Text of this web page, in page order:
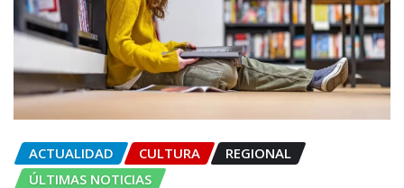
ACTUALIDAD CULTURA
REGIONAL
ÚLTIMAS NOTICIAS